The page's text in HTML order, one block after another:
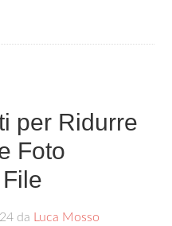
per Ridurre
Foto
da Luca Mosso